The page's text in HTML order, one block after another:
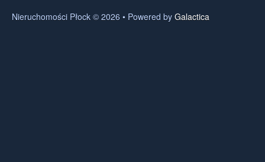
Nieruchomości Płock © 2026 • Powered by Galactica